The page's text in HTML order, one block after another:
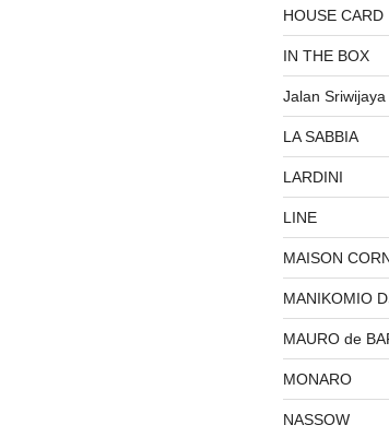
HOUSE CARD
IN THE BOX
Jalan Sriwijaya
LA SABBIA
LARDINI
LINE
MAISON
MANIKOMIO
MAURO de
MONARO
NASSOW